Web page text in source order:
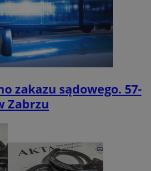
zakazu sądowego. 57-
Zabrzu